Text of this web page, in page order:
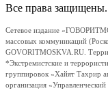
Все права
Сетевое издание
массовых коммуникаций
GOVORITMOSKVA.RU.
*Экстремистские и
группировок «Хайят Тахрир
организация